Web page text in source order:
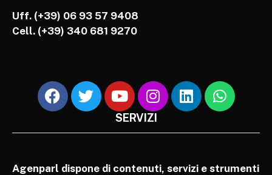
Uff. (+39) 06 93 57 9408
Cell. (+39) 340 681 9270
SERVIZI
Agenparl dispone di contenuti, servizi e strumenti